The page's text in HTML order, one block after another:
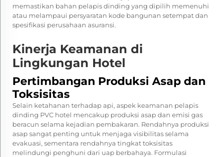
memastikan bahan pelapis dinding yang dipilih memenuhi
atau melampaui persyaratan kode bangunan setempat dan
spesifikasi perusahaan asuransi.
Kinerja Keamanan di
Lingkungan Hotel
Pertimbangan Produksi Asap dan
Toksisitas
Selain ketahanan terhadap api, aspek keamanan pelapis
dinding PVC hotel mencakup produksi asap dan emisi gas
beracun selama kejadian pembakaran. Rendahnya produksi
asap sangat penting untuk menjaga visibilitas selama
evakuasi, sementara rendahnya tingkat toksisitas
melindungi penghuni dari uap berbahaya. Formulasi